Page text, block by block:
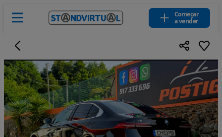
Começar
a vender